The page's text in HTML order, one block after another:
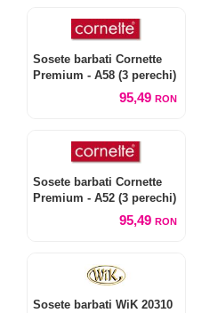
Sosete barbati Cornette
Premium - A58 (3 perechi)
95,49 RON
Sosete barbati Cornette
Premium - A52 (3 perechi)
95,49 RON
Sosete barbati WiK 20310